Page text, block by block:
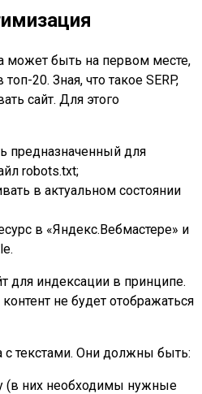
может быть на первом месте,
20. Зная, что такое SERP,
сайт. Для этого
предназначенный для
robots.txt;
в актуальном состоянии
в «Яндекс.Вебмастере» и
для индексации в принципе.
не будет отображаться
текстами. Они должны быть:
(в них необходимы нужные